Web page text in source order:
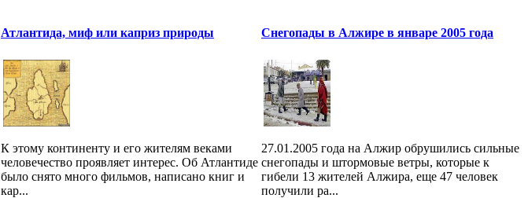
Атлантида, миф или каприз природы
К этому континенту и его жителям веками
человечество проявляет интерес. Об Атлантиде
было снято много фильмов, написано книг и
кар...
Снегопады в Алжире в январе 2005 года
27.01.2005 года на Алжир обрушились сильные
снегопады и штормовые ветры, которые к
гибели 13 жителей Алжира, еще 47 человек
получили ра...